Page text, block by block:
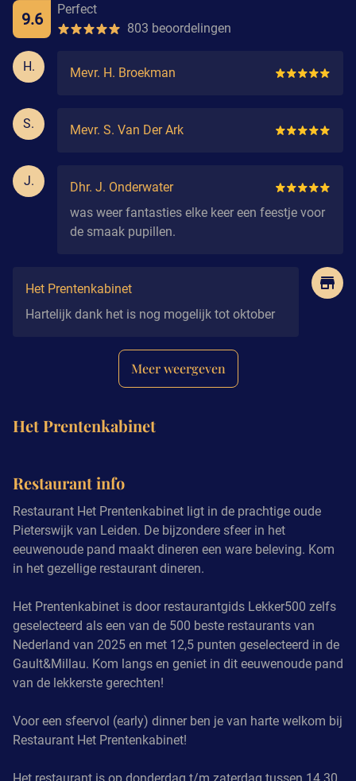
9.6
Perfect
803 beoordelingen
H. Mevr. H. Broekman
S. Mevr. S. Van Der Ark
J.
Dhr. J. Onderwater
was weer fantasties elke keer een feestje voor
de smaak pupillen.
Het Prentenkabinet
Hartelijk dank het is nog mogelijk tot oktober
Meer weergeven
Het Prentenkabinet
Restaurant info
Restaurant Het Prentenkabinet ligt in de prachtige oude
Pieterswijk van Leiden. De bijzondere sfeer in het
eeuwenoude pand maakt dineren een ware beleving. Kom
in het gezellige restaurant dineren.
Het Prentenkabinet is door restaurantgids Lekker500 zelfs
geselecteerd als een van de 500 beste restaurants van
Nederland van 2025 en met 12,5 punten geselecteerd in de
Gault&Millau. Kom langs en geniet in dit eeuwenoude pand
van de lekkerste gerechten!
Voor een sfeervol (early) dinner ben je van harte welkom bij
Restaurant Het Prentenkabinet!